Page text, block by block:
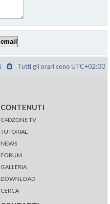
Tutti gli orari sono UTC+02:00
CONTENUTI
C4DZONE TV
TUTORIAL
NEWS
FORUM
GALLERIA
DOWNLOAD
CERCA